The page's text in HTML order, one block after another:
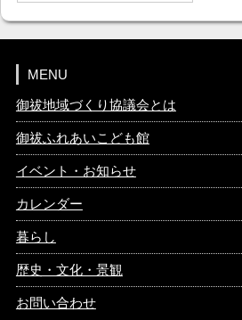
MENU
御祓地域づくり協議会とは
御祓ふれあいこども館
イベント・お知らせ
カレンダー
暮らし
歴史・文化・景観
お問い合わせ